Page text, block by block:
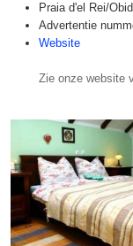
Praia d'el Rei/
Advertentie
Website
Zie onze website